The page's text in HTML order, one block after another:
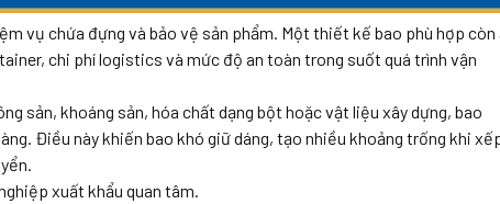
vụ chứa đựng và bảo vệ sản phẩm. Một thiết kế bao phù hợp còn
chi phí logistics và mức độ an toàn trong suốt quá trình vận
sản, khoáng sản, hóa chất dạng bột hoặc vật liệu xây dựng, bao
Điều này khiến bao khó giữ dáng, tạo nhiều khoảng trống khi
xuất khẩu quan tâm.